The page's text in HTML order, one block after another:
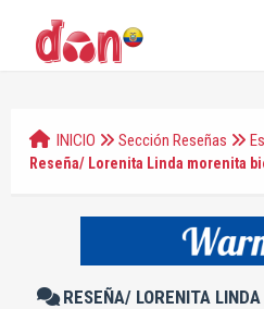
INICIO Sección Reseñas
Reseña/ Lorenita Linda morenita
RESEÑA/ LORENITA